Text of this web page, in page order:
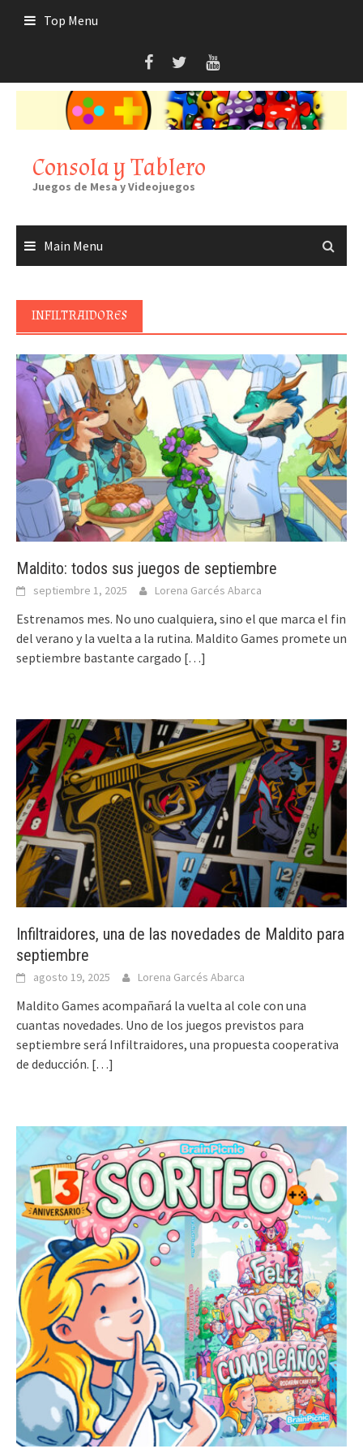
Top Menu
Consola y Tablero
Juegos de Mesa y Videojuegos
Main Menu
INFILTRAIDORES
Maldito: todos sus juegos de septiembre
septiembre 1, 2025 Lorena Garcés Abarca
Estrenamos mes. No uno cualquiera, sino el que marca el fin
del verano y la vuelta a la rutina. Maldito Games promete un
septiembre bastante cargado […]
Infiltraidores, una de las novedades de Maldito para
septiembre
agosto 19, 2025 Lorena Garcés Abarca
Maldito Games acompañará la vuelta al cole con una
cuantas novedades. Uno de los juegos previstos para
septiembre será Infiltraidores, una propuesta cooperativa
de deducción. […]